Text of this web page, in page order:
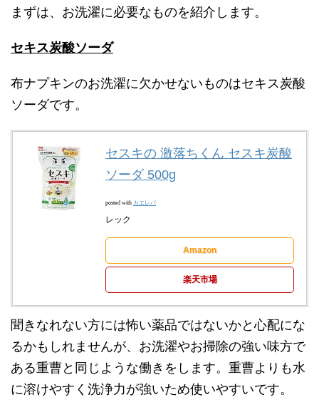
まずは、お洗濯に必要なものを紹介します。
セキス炭酸ソーダ
布ナプキンのお洗濯に欠かせないものはセキス炭酸
ソーダです。
セスキの 激落ちくん セスキ炭酸
ソーダ 500g
posted with カエレバ
レック
Amazon
楽天市場
聞きなれない方には怖い薬品ではないかと心配にな
るかもしれませんが、お洗濯やお掃除の強い味方で
ある重曹と同じような働きをします。重曹よりも水
に溶けやすく洗浄力が強いため使いやすいです。